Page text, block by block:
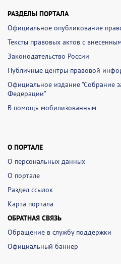
РАЗДЕЛЫ ПОРТАЛА
Официальное опубликование
Тексты правовых актов с
Законодательство России
Публичные центры правовой
Официальное издание "Собрание
Федерации"
В помощь мобилизованным
О ПОРТАЛЕ
О персональных данных
О портале
Раздел ссылок
Карта портала
ОБРАТНАЯ СВЯЗЬ
Обращение в службу поддержки
Официальный баннер